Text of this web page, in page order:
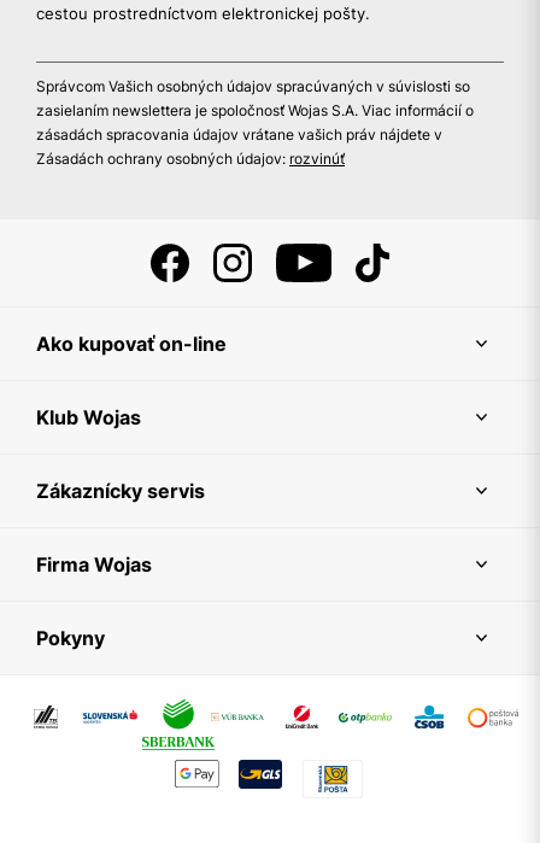
cestou prostredníctvom elektronickej pošty.
Správcom Vašich osobných údajov spracúvaných v súvislosti so
zasielaním newslettera je spoločnosť Wojas S.A. Viac informácií o
zásadách spracovania údajov vrátane vašich práv nájdete v
Zásadách ochrany osobných údajov: rozvinúť
Ako kupovať on-line
Klub Wojas
Zákaznícky servis
Firma Wojas
Pokyny